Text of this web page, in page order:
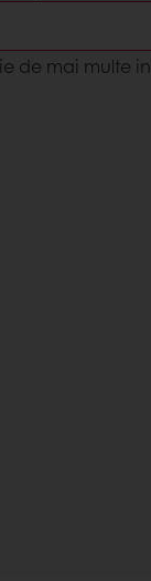
de mai multe